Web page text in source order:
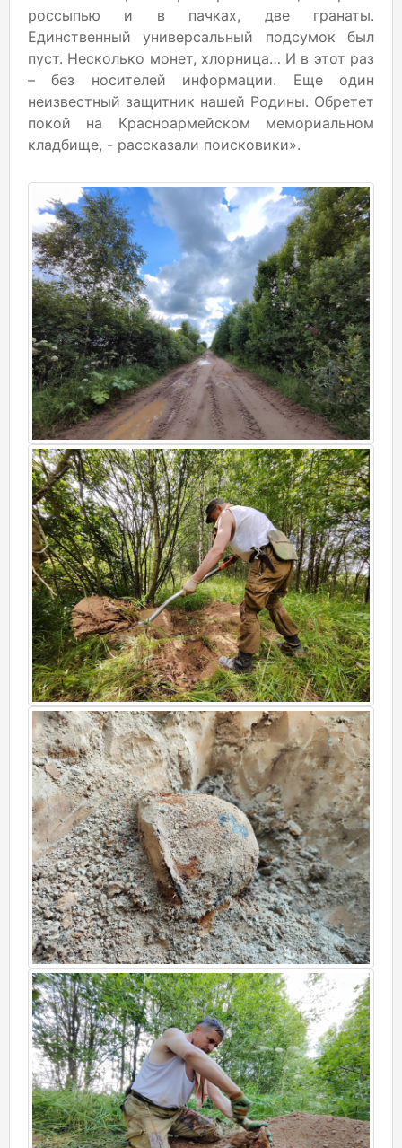
россыпью и в пачках, две гранаты.
Единственный универсальный подсумок был
пуст. Несколько монет, хлорница… И в этот раз
– без носителей информации. Еще один
неизвестный защитник нашей Родины. Обретет
покой на Красноармейском мемориальном
кладбище, - рассказали поисковики».